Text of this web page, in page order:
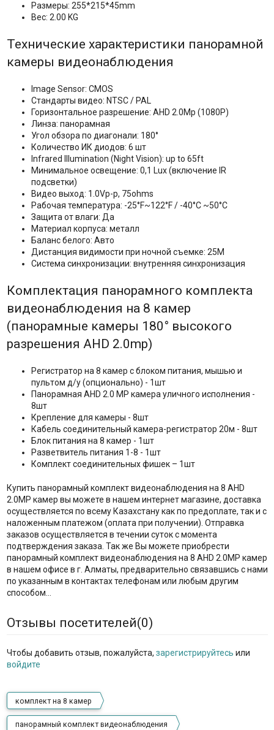
Размеры: 255*215*45mm
Вес: 2.00 KG
Технические характеристики панорамной
камеры видеонаблюдения
Image Sensor: CMOS
Стандарты видео: NTSC / PAL
Горизонтальное разрешение: AHD 2.0Mp (1080P)
Линза: панорамная
Угол обзора по диагонали: 180°
Количество ИК диодов: 6 шт
Infrared Illumination (Night Vision): up to 65ft
Минимальное освещение: 0,1 Lux (включение IR
подсветки)
Видео выход: 1.0Vp-p, 75ohms
Рабочая температура: -25°F~122°F / -40°C ~50°C
Защита от влаги: Да
Материал корпуса: металл
Баланс белого: Авто
Дистанция видимости при ночной съемке: 25M
Система синхронизации: внутренняя синхронизация
Комплектация панорамного комплекта
видеонаблюдения на 8 камер
(панорамные камеры 180° высокого
разрешения AHD 2.0mp)
Регистратор на 8 камер с блоком питания, мышью и
пультом д/у (опционально) - 1шт
Панорамная AHD 2.0 MP камера уличного исполнения -
8шт
Крепление для камеры - 8шт
Кабель соединительный камера-регистратор 20м - 8шт
Блок питания на 8 камер - 1шт
Разветвитель питания 1-8 - 1шт
Комплект соединительных фишек – 1шт
Купить панорамный комплект видеонаблюдения на 8 AHD
2.0MP камер вы можете в нашем интернет магазине, доставка
осуществляется по всему Казахстану как по предоплате, так и с
наложенным платежом (оплата при получении). Отправка
заказов осуществляется в течении суток с момента
подтверждения заказа. Так же Вы можете приобрести
панорамный комплект видеонаблюдения на 8 AHD 2.0MP камер
в нашем офисе в г. Алматы, предварительно связавшись с нами
по указанным в контактах телефонам или любым другим
способом…
Отзывы посетителей(0)
Чтобы добавить отзыв, пожалуйста, зарегистрируйтесь или
войдите
комплект на 8 камер
панорамный комплект видеонаблюдения